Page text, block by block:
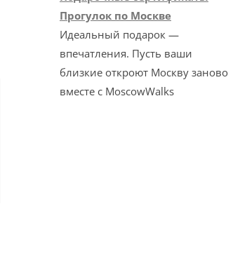
Прогулок по Москве
Идеальный подарок —
впечатления. Пусть ваши
близкие откроют Москву заново
вместе с MoscowWalks